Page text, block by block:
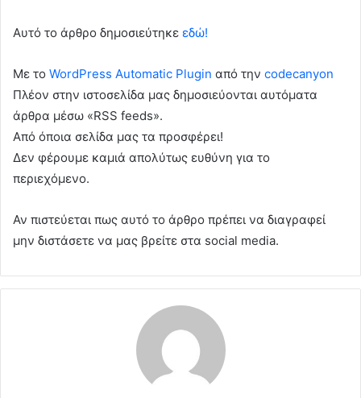
Αυτό το άρθρο δημοσιεύτηκε εδώ!
Με το WordPress Automatic Plugin από την codecanyon
Πλέον στην ιστοσελίδα μας δημοσιεύονται αυτόματα
άρθρα μέσω «RSS feeds».
Από όποια σελίδα μας τα προσφέρει!
Δεν φέρουμε καμιά απολύτως ευθύνη για το
περιεχόμενο.
Αν πιστεύεται πως αυτό το άρθρο πρέπει να διαγραφεί
μην διστάσετε να μας βρείτε στα social media.